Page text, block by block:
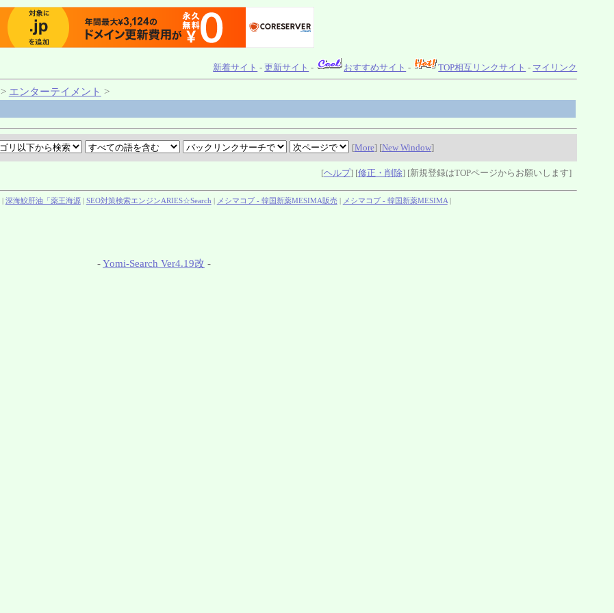
新着サイト -更新サイト - おすすめサイト - TOP相互リンクサイト - マイリンク
> エンターテイメント >
[More] [New Window]
[ヘルプ] [修正・削除] [新規登録はTOPページからお願いします]
深海鮫肝油「薬王海源 SEO対策検索エンジンARIES☆Search メシマコブ - 韓国新薬MESIMA販売| メシマコブ - 韓国新薬MESIMA|
-Yomi-Search Ver4.19改 -